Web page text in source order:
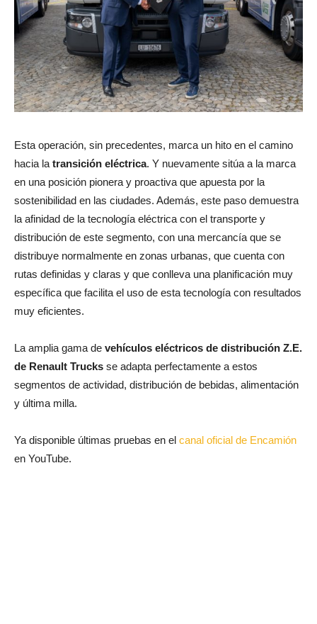
Esta operación, sin precedentes, marca un hito en el camino
hacia la transición eléctrica. Y nuevamente sitúa a la marca
en una posición pionera y proactiva que apuesta por la
sostenibilidad en las ciudades. Además, este paso demuestra
la afinidad de la tecnología eléctrica con el transporte y
distribución de este segmento, con una mercancía que se
distribuye normalmente en zonas urbanas, que cuenta con
rutas definidas y claras y que conlleva una planificación muy
específica que facilita el uso de esta tecnología con resultados
muy eficientes.
La amplia gama de vehículos eléctricos de distribución Z.E.
de Renault Trucks se adapta perfectamente a estos
segmentos de actividad, distribución de bebidas, alimentación
y última milla.
Ya disponible últimas pruebas en el canal oficial de Encamión
en YouTube.